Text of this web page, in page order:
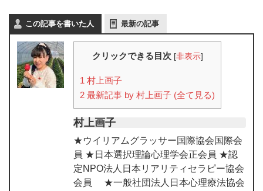
この記事を書いた人 最新の記事
クリックできる目次 [非表示]
1 村上画子
2 最新記事 by 村上画子 (全て見る)
村上画子
★ウイリアムグラッサー国際協会国際会
員 ★日本選択理論心理学会正会員 ★認
定NPO法人日本リアリティセラピー協会
会員 ★一般社団法人日本心理療法協会